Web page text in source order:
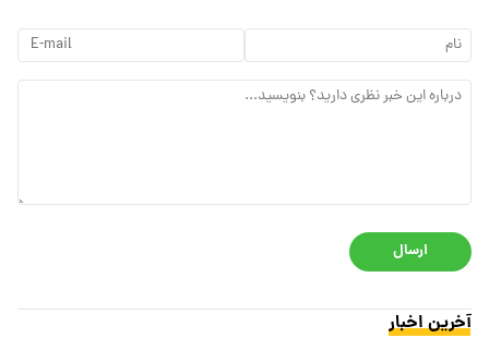
ارسال
آخرین اخبار